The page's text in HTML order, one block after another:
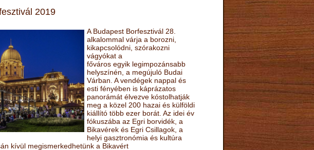
2019
A Budapest Borfesztivál 28.
alkalommal várja a borozni,
kikapcsolódni, szórakozni
vágyókat a
főváros egyik legimpozánsabb
helyszínén, a megújuló Budai
Várban. A vendégek nappal és
esti fényében is káprázatos
panorámát élvezve kóstolhatják
meg a közel 200 hazai és külföldi
kiállító több ezer borát. Az idei év
fókuszába az Egri borvidék, a
Bikavérek és Egri Csillagok, a
helyi gasztronómia és kultúra
kívül megismerkedhetünk a Bikavért